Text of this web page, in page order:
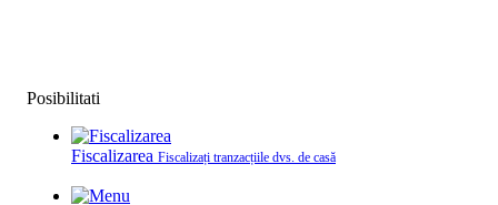
Posibilitati
Fiscalizarea Fiscalizați tranzacțiile dvs. de casă